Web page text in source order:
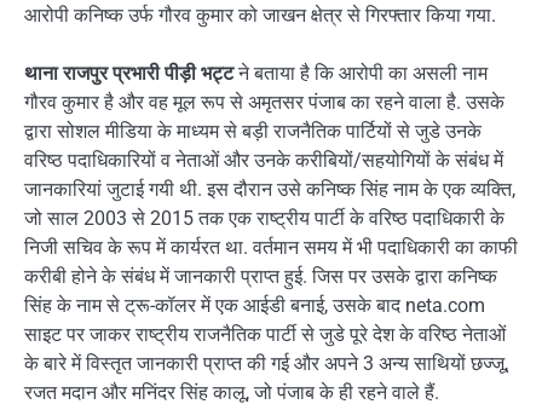
आरोपी कनिष्क उर्फ गौरव कुमार को जाखन क्षेत्र से गिरफ्तार किया गया.
थाना राजपुर प्रभारी पीड़ी भट्टने बताया है कि आरोपी का असली नाम
गौरव कुमार है और वह मूल रूप से अमृतसर पंजाब का रहने वाला है. उसके
द्वारा सोशल मीडिया के माध्यम से बड़ी राजनैतिक पार्टियों से जुडे उनके
वरिष्ठ पदाधिकारियों व नेताओं और उनके करीबियों/सहयोगियों के संबंध में
जानकारियां जुटाई गयी थी. इस दौरान उसे कनिष्क सिंह नाम के एक व्यक्ति,
जो साल 2003 से 2015 तक एक राष्ट्रीय पार्टी के वरिष्ठ पदाधिकारी के
निजी सचिव के रूप में कार्यरत था. वर्तमान समय में भी पदाधिकारी का काफी
करीबी होने के संबंध में जानकारी प्राप्त हुई. जिस पर उसके द्वारा कनिष्क
सिंह के नाम से ट्रू-कॉलर में एक आईडी बनाई, उसके बाद neta.com
साइट पर जाकर राष्ट्रीय राजनैतिक पार्टी से जुडे पूरे देश के वरिष्ठ नेताओं
के बारे में विस्तृत जानकारी प्राप्त की गई और अपने 3 अन्य साथियों छज्जू,
रजत मदान और मनिंदर सिंह कालू, जो पंजाब के ही रहने वाले हैं.